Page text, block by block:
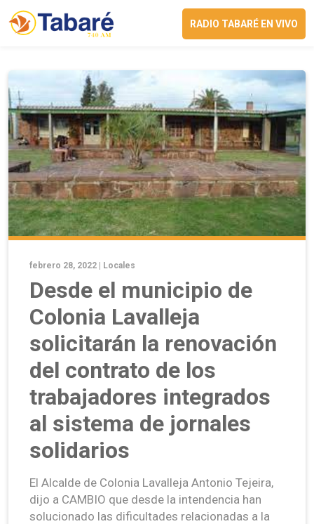
RADIO TABARÉ EN VIVO
febrero 28, 2022 | Locales
Desde el municipio de
Colonia Lavalleja
solicitarán la renovación
del contrato de los
trabajadores integrados
al sistema de jornales
solidarios
El Alcalde de Colonia Lavalleja Antonio Tejeira,
dijo a CAMBIO que desde la intendencia han
solucionado las dificultades relacionadas a la